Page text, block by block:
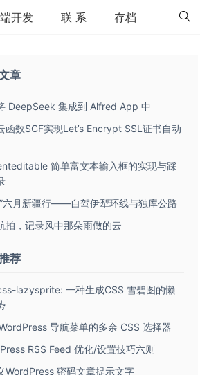
开发 联 系 存档
章
DeepSeek 集成到 Alfred App 中
函数SCF实现Let’s Encrypt SSL证书自动
简单富文本输入框的实现与踩
六月新疆行——自驾伊犁环线与独库公路
拍，记录风中那朵雨做的云
荐
lazysprite: 一种生成CSS 雪碧图的懒
导航菜单的多余 CSS 选择器
RSS Feed 优化/设置技巧六则
WordPress 密码文章提示文字